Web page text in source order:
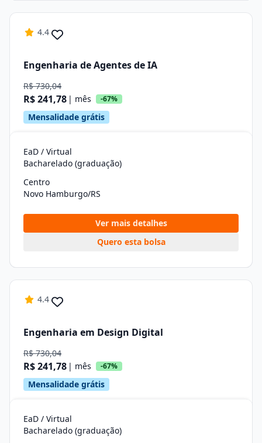
4.4
Engenharia de Agentes de IA
R$ 730,04
R$ 241,78 | mês -67%
Mensalidade grátis
EaD / Virtual
Bacharelado (graduação)
Centro
Novo Hamburgo/RS
Ver mais detalhes
Quero esta bolsa
4.4
Engenharia em Design Digital
R$ 730,04
R$ 241,78 | mês -67%
Mensalidade grátis
EaD / Virtual
Bacharelado (graduação)